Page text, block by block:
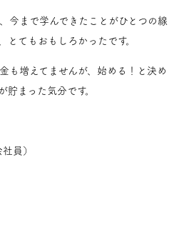
今まで学んできたことがひとつの線
とてもおもしろかったです。
も増えてませんが、始める！と決め
貯まった気分です。
員）